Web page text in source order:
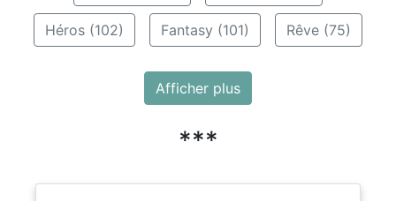
Héros (102) Fantasy (101) Rêve (75)
Afficher plus
***